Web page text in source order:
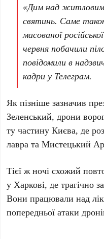
«Дим над
святинь. Саме
масованої
червня побачили
повідомили в
кадри у Телеграм.
Як пізніше зазначив
Зеленський, дрони
ту частину Києва, де
лавра таМистецький
Тієї ж ночі схожий
у Харкові, де трагічно
Вони працювали над
попередньої атаки